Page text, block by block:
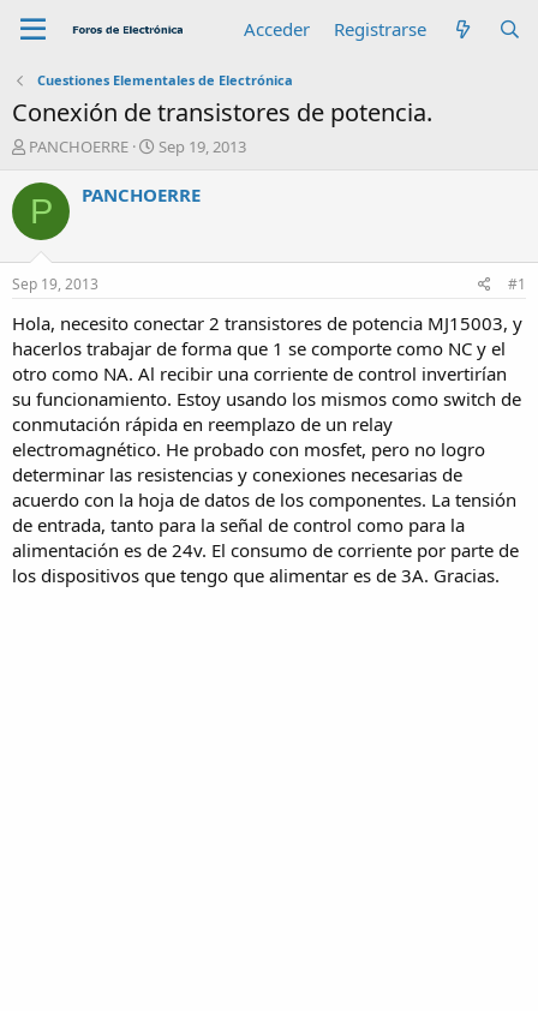
Acceder Registrarse
Cuestiones Elementales de Electrónica
Conexión de transistores de potencia.
A
t
o
r
PANCHOERRE
F
c
n
c
o
Sep 19, 2013
P PANCHOERRE
Sep 19, 2013 #1
Hola, necesito conectar 2 transistores de potencia MJ15003, y
hacerlos trabajar de forma que 1 se comporte como NC y el
otro como NA. Al recibir una corriente de control invertirían
su funcionamiento. Estoy usando los mismos como switch de
conmutación rápida en reemplazo de un relay
electromagnético. He probado con mosfet, pero no logro
determinar las resistencias y conexiones necesarias de
acuerdo con la hoja de datos de los componentes. La tensión
de entrada, tanto para la señal de control como para la
alimentación es de 24v. El consumo de corriente por parte de
los dispositivos que tengo que alimentar es de 3A. Gracias.